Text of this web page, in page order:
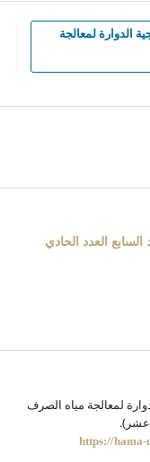
الدوارة لمعالجة
اصدار المجلد السابع العدد الحادي
لمعالجة مياه الصرف
عشر).
https://hama-